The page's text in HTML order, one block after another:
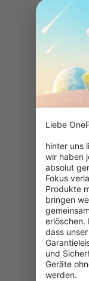
Liebe
hinter uns
wir haben
absolut
Fokus
Produkte
bringen
erlöschen.
dass
und
Geräte
werden.